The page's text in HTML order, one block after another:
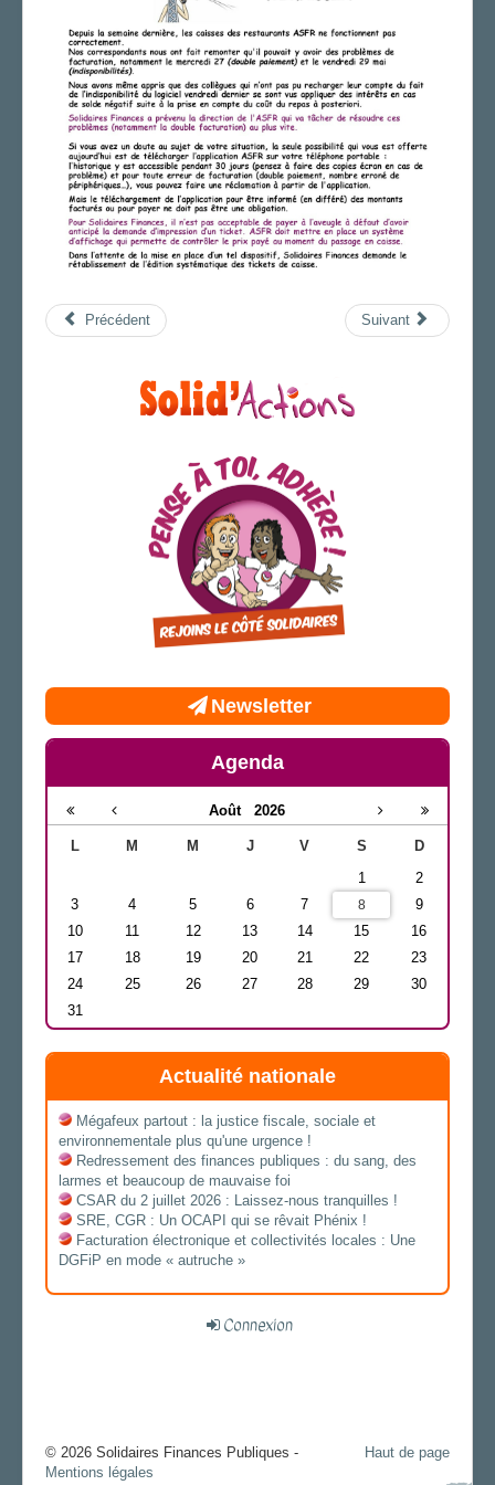
CAP/Recours
FS SSCT
Action sociale
Élections professionnelles 2018
Archives
LA GRIFFE
LA SECTION
Le bureau de section
Les correspondant.e.s de site
AGENDA
Précédent Suivant
Newsletter
Agenda
Août 2026
L M M J V S
D
1
2
3
4 5 6 7 8
9
10
11 12 13 14 15
16
17
18 19 20 21 22
23
24
25 26 27 28 29
30
31
Actualité nationale
Mégafeux partout : la justice fiscale, sociale et
environnementale plus qu'une urgence !
Redressement des finances publiques : du sang, des
larmes et beaucoup de mauvaise foi
CSAR du 2 juillet 2026 : Laissez-nous tranquilles !
SRE, CGR : Un OCAPI qui se rêvait Phénix !
Facturation électronique et collectivités locales : Une
DGFiP en mode « autruche »
Connexion
Haut de page
© 2026 Solidaires Finances Publiques -
Mentions légales